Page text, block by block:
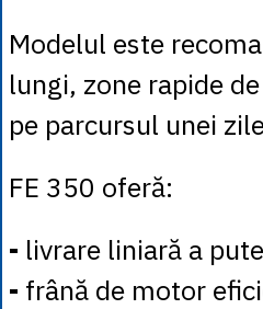
Modelul este
lungi, zone rapide
pe parcursul unei
FE 350 oferă:
- livrare liniară a
- frână de motor